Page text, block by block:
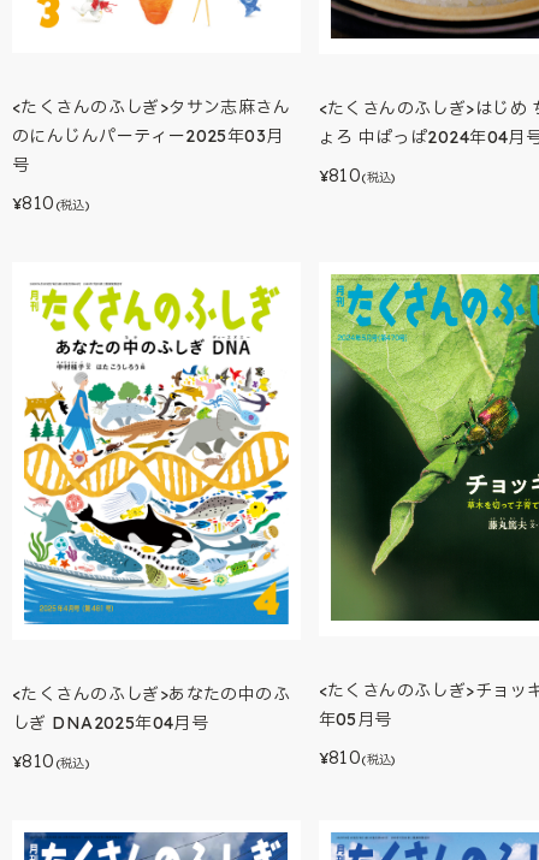
<たくさんのふしぎ>タサン志麻さん
のにんじんパーティー2025年03月
号
¥810 (税込)
<たくさんのふしぎ>はじめ
ょろ 中ぱっぱ2024年04月
¥810(税込)
<たくさんのふしぎ>あなたの中のふ
しぎ DNA2025年04月号
¥810 (税込)
<たくさんのふしぎ>チョッ
年05月号
¥810(税込)